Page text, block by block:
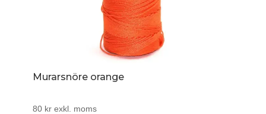
Murarsnöre orange
80 krexkl. moms